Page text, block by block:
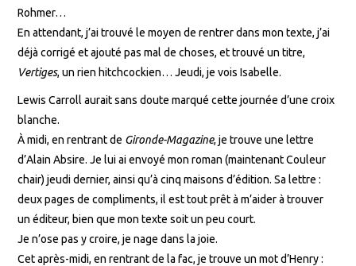
Rohmer…
En attendant, j’ai trouvé le moyen de rentrer dans mon texte, j’ai
déjà corrigé et ajouté pas mal de choses, et trouvé un titre,
Vertiges, un rien hitchcockien… Jeudi, je vois Isabelle.
Lewis Carroll aurait sans doute marqué cette journée d’une croix
blanche.
À midi, en rentrant de Gironde-Magazine, je trouve une lettre
d’Alain Absire. Je lui ai envoyé mon roman (maintenant Couleur
chair) jeudi dernier, ainsi qu’à cinq maisons d’édition. Sa lettre :
deux pages de compliments, il est tout prêt à m’aider à trouver
un éditeur, bien que mon texte soit un peu court.
Je n’ose pas y croire, je nage dans la joie.
Cet après-midi, en rentrant de la fac, je trouve un mot d’Henry :